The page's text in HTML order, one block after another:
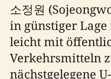
소정원
in günstiger
leicht mit
Verkehrsmitteln
nächstgelegene